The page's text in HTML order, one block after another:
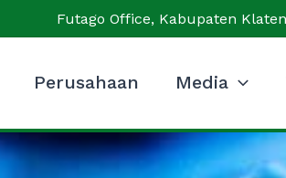
Futago Office, Kabupaten
Perusahaan Media